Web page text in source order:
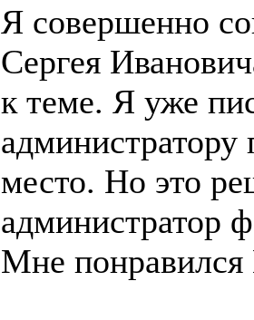
Я совершенно
Сергея
к теме. Я уже
администратору
место. Но это
администратор
Мне